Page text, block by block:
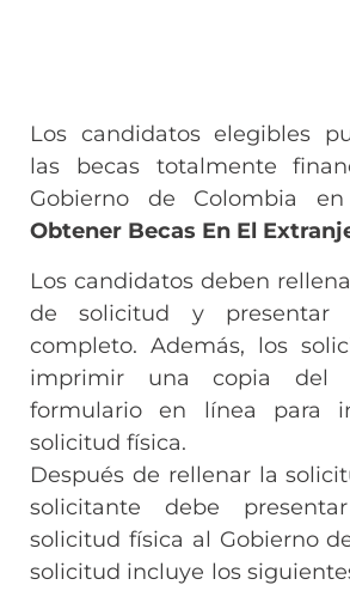
Los candidatos elegibles
las becas totalmente
Gobierno de Colombia
Obtener Becas En El
Los candidatos deben
de solicitud y presentar
completo. Además, los
imprimir una copia del
formulario en línea para
solicitud física.
Después de rellenar la
solicitante debe
solicitud física al Gobierno
solicitud incluye los